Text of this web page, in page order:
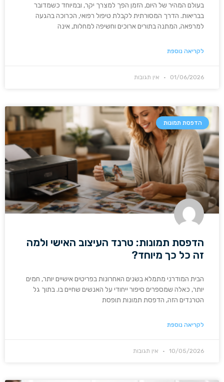
בעולם המהיר של היום, הזמן הפך למצרך יקר, ובמיוחד כשמדובר
בבריאות. הדרך המסורתית לקבלת טיפול רפואי, הכרוכה בהגעה
למרפאה, המתנה בתורים ארוכים וחשיפה למחלות, אינה
לקריאה נוספת
01/06/2026 אין תגובות
הדפסת תמונות
הדפסת תמונות: טרנד העיצוב האישי ולמה
זה כל כך מיוחד?
הבית המודרני מתמלא בשנים האחרונות בפריטים אישיים יותר, חמים
יותר, כאלה שמספרים סיפור ייחודי על האנשים שחיים בו. בתוך גל
הטרנדים הזה, הדפסת תמונות תופסת
לקריאה נוספת
10/05/2026 אין תגובות